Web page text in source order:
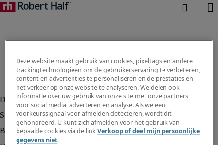
Deze website maakt gebruik van cookies, pixeltags en andere
trackingtechnologieën om de gebruikerservaring te verbeteren,
content en advertenties te personaliseren en de prestaties en
het verkeer op onze website te analyseren. We delen ook
informatie over uw gebruik van onze site met onze partners
voor social media, adverteren en analyse. Als we een
voorkeurssignaal voor afmelden detecteren, wordt dit
gehonoreerd. U kunt zich afmelden voor het gebruik van
bepaalde cookies via de linkVerkoop of deel mijn persoonlijke
gegevens niet.